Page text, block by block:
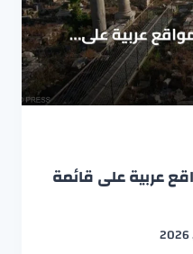
عربية على قائمة